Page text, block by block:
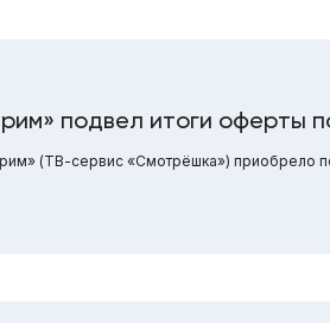
подвел итоги оферты
(ТВ-сервис «Смотрёшка») приобрело